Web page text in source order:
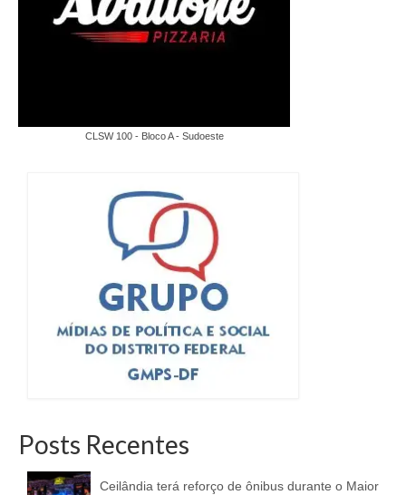
CLSW 100 - Bloco A - Sudoeste
Posts Recentes
Ceilândia terá reforço de ônibus durante o Maior